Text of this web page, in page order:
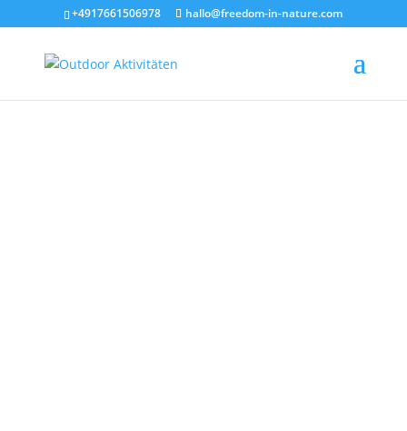
+4917661506978 hallo@freedom-in-nature.com